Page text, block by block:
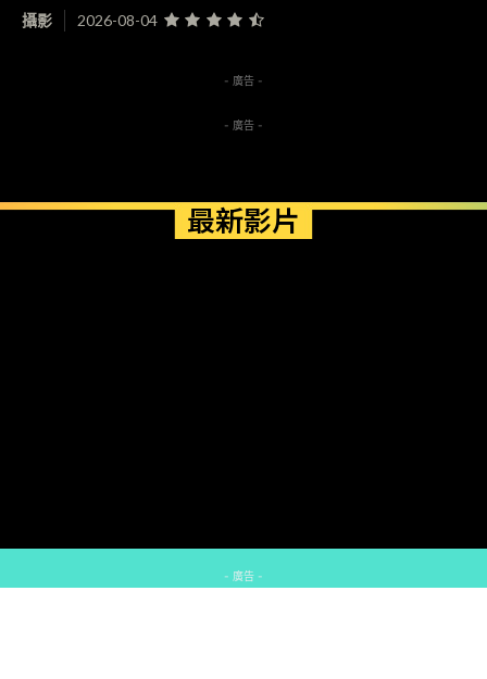
攝影 2026-08-04
- 廣告 -
- 廣告 -
最新影片
- 廣告 -